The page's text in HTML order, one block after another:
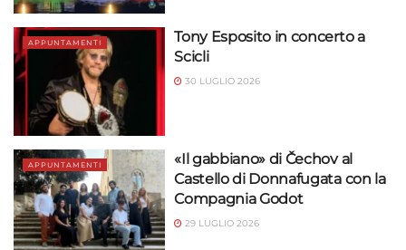
APPUNTAMENTI
Tony Esposito in concerto a
Scicli
30 LUGLIO 2026
APPUNTAMENTI
«Il gabbiano» di Čechov al
Castello di Donnafugata con la
Compagnia Godot
29 LUGLIO 2026